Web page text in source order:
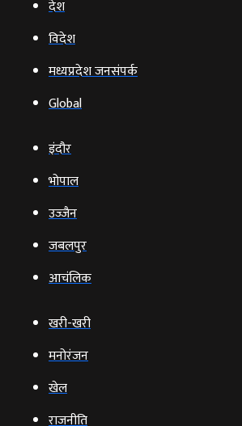
देश
विदेश
मध्यप्रदेश जनसंपर्क
Global
इंदौर
भोपाल
उज्‍जैन
जबलपुर
आचंलिक
खरी-खरी
मनोरंजन
खेल
राजनीति